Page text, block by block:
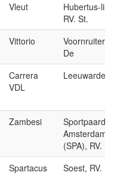
Vleut
Hubertus-
RV. St.
Vittorio
Voornruiters,
De
Carrera
VDL
Leeuwarden,
Zambesi
Amsterdam
(SPA), RV.
Spartacus Soest, RV.